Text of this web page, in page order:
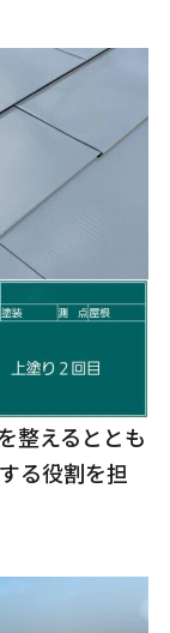
整えるととも
る役割を担